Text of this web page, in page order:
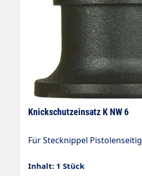
Knickschutzeinsatz K NW 6
Für Stecknippel Pistolenseitig
Inhalt: 1 Stück